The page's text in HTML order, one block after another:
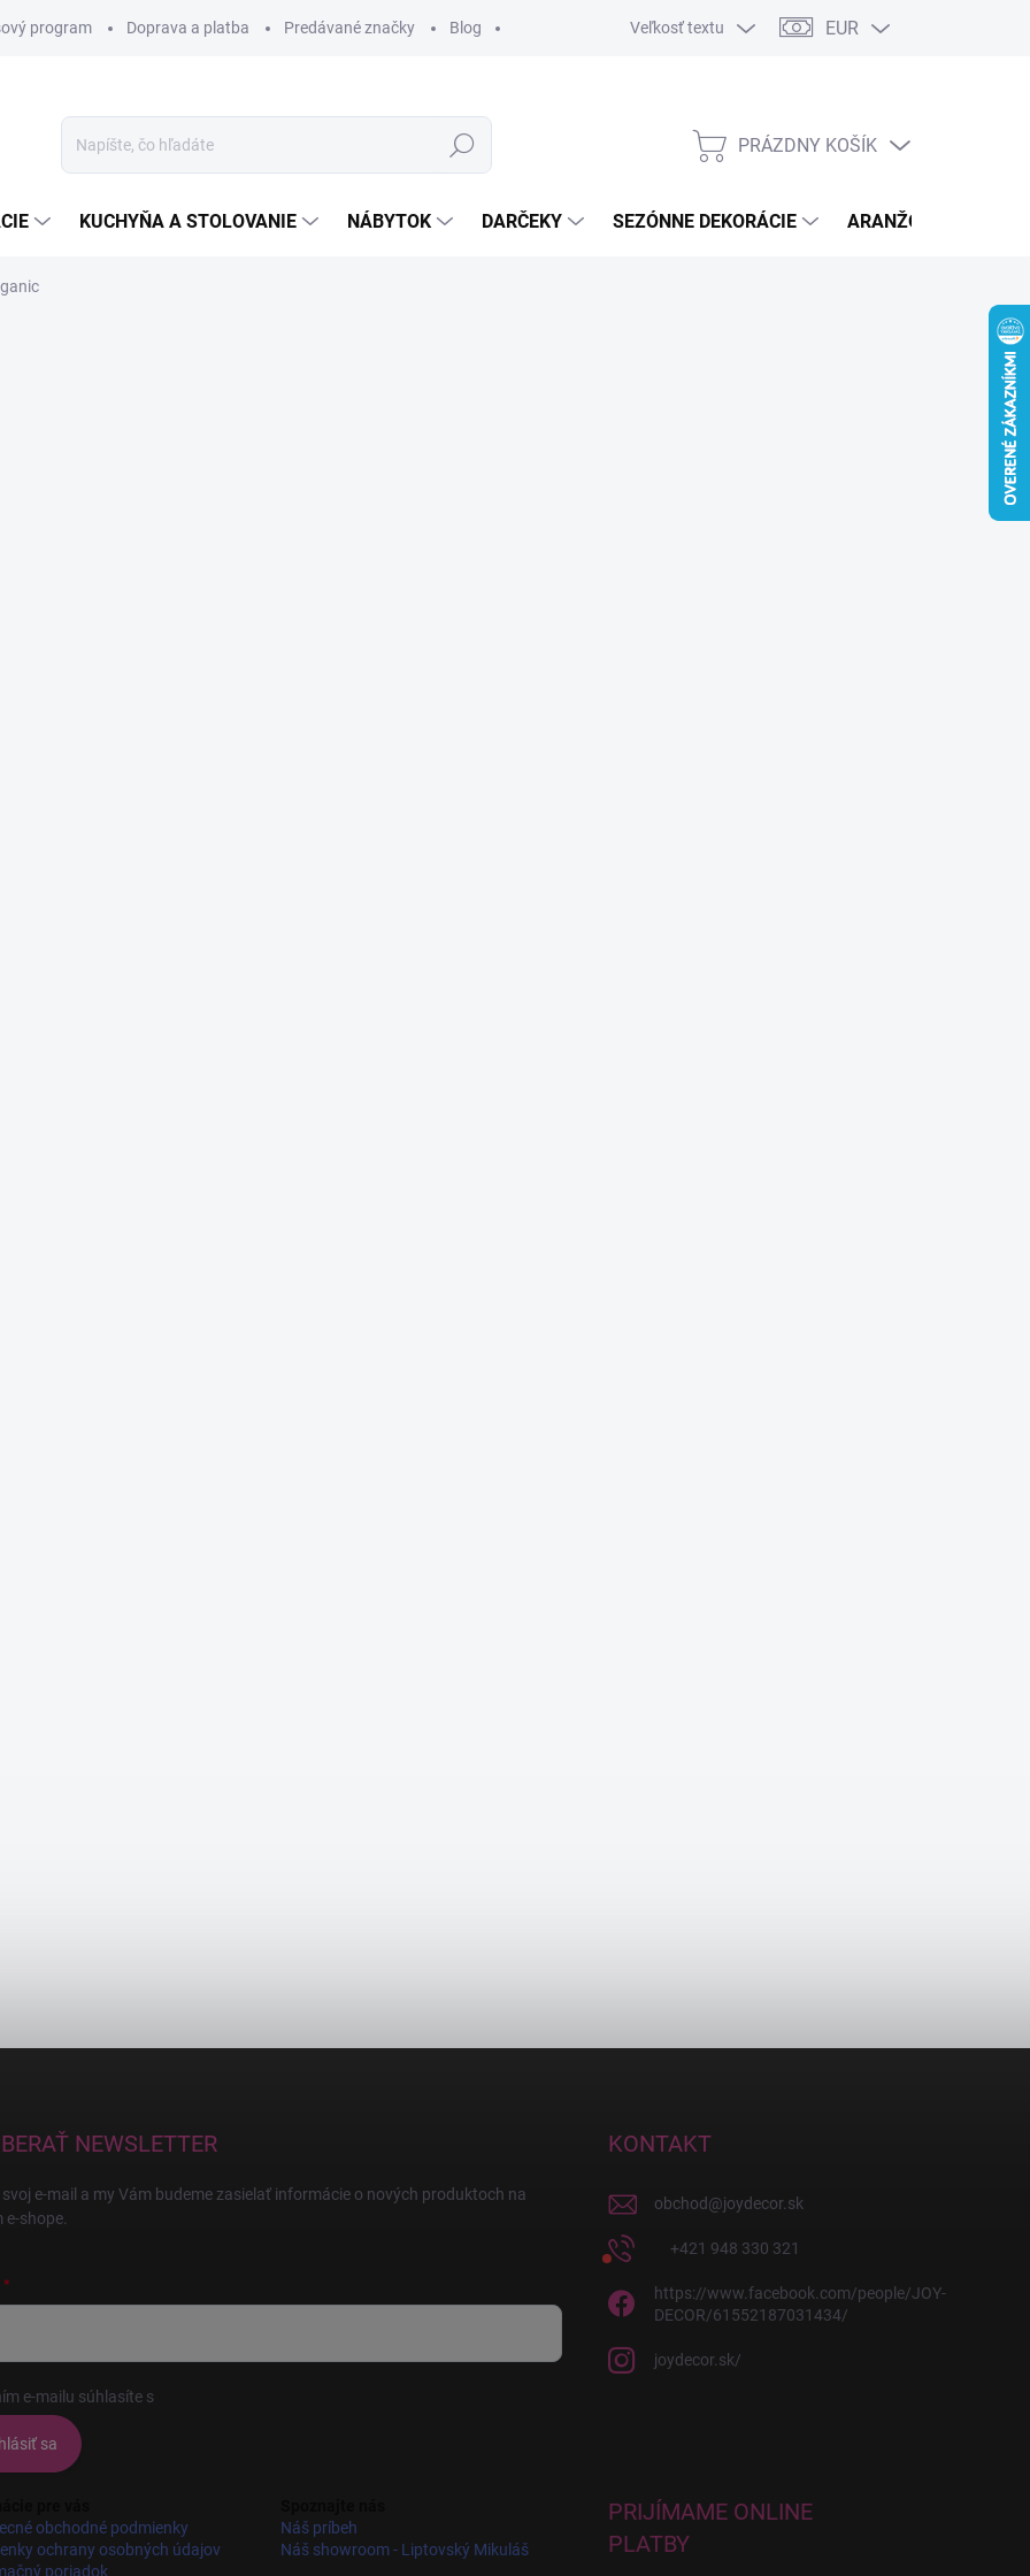
program Doprava a platba Predávané značky Blog Veľkosť textu EUR
Hľadať
NÁKUPNÝ
PRÁZDNY KOŠÍK
KUCHYŇA A STOLOVANIE NÁBYTOK DARČEKY SEZÓNNE DEKORÁCIE ARANŽOVACÍ
NEWSLETTER
e-mail a my Vám budeme zasielať informácie o nových produktoch na
shope.
e-mailu súhlasíte s
sa
KONTAKT
obchod@joydecor.sk
+421 948 330 321
https://www.facebook.com/people/JOY-
DECOR/61552187031434/
joydecor.sk/
obchodné podmienky
ochrany osobných údajov
poriadok
Náš príbeh
Náš showroom - Liptovský Mikuláš
PRIJÍMAME ONLINE
PLATBY